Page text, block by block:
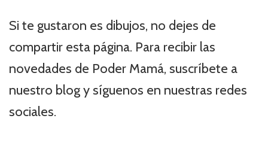
Si te gustaron es dibujos, no dejes de
compartir esta página. Para recibir las
novedades de Poder Mamá, suscríbete a
nuestro blog y síguenos en nuestras redes
sociales.